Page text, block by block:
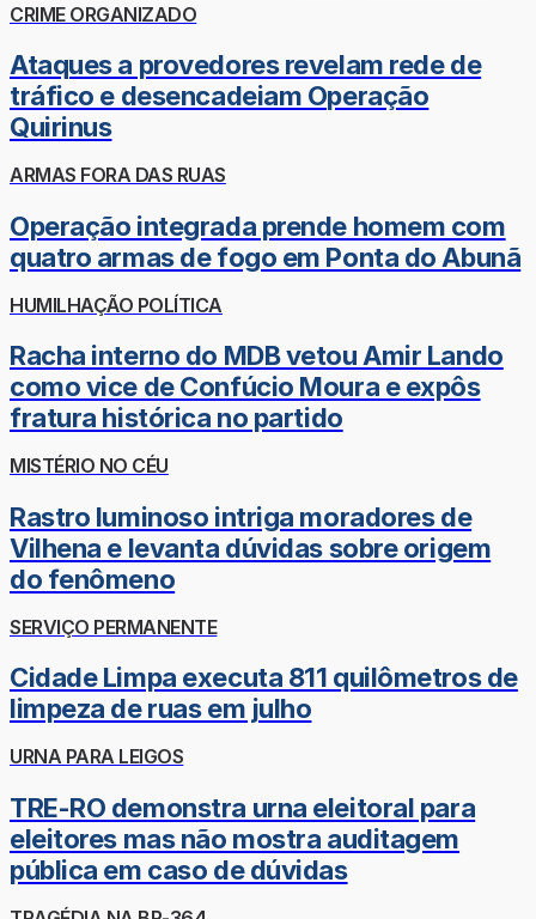
CRIME ORGANIZADO
Ataques a provedores revelam rede de
tráfico e desencadeiam Operação
Quirinus
ARMAS FORA DAS RUAS
Operação integrada prende homem com
quatro armas de fogo em Ponta do Abunã
HUMILHAÇÃO POLÍTICA
Racha interno do MDB vetou Amir Lando
como vice de Confúcio Moura e expôs
fratura histórica no partido
MISTÉRIO NO CÉU
Rastro luminoso intriga moradores de
Vilhena e levanta dúvidas sobre origem
do fenômeno
SERVIÇO PERMANENTE
Cidade Limpa executa 811 quilômetros de
limpeza de ruas em julho
URNA PARA LEIGOS
TRE-RO demonstra urna eleitoral para
eleitores mas não mostra auditagem
pública em caso de dúvidas